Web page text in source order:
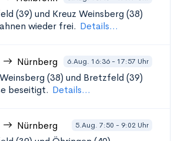
(39) und Kreuz Weinsberg (38)
wieder frei. Details...
Nürnberg 6.Aug. 16:36 - 17:57 Uhr
(38) und Bretzfeld (39)
beseitigt. Details...
Nürnberg 5.Aug. 7:50 - 9:02 Uhr